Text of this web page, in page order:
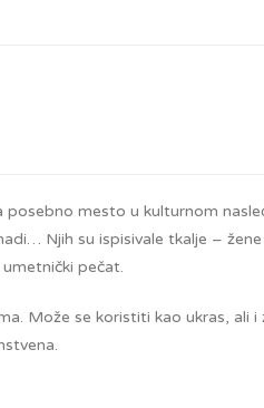
posebno mesto u kulturnom
Njih su ispisivale tkalje –
pečat.
Može se koristiti kao ukras, ali